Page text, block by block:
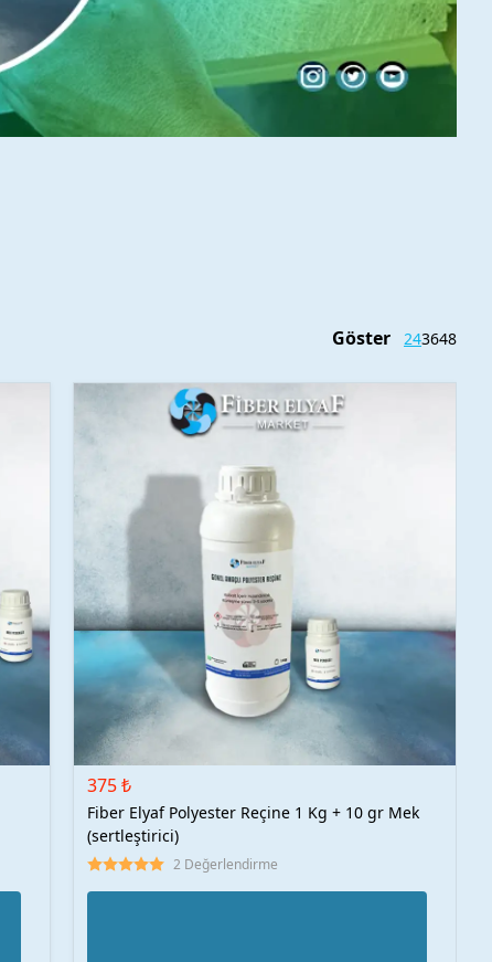
Göster 243648
375 ₺
Fiber Elyaf Polyester Reçine 1 Kg + 10 gr Mek
(sertleştirici)
2 Değerlendirme